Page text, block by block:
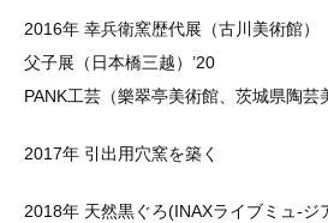
2016年 幸兵衛窯歴代展（古川美術館）
父子展（日本橋三越）’20
PANK工芸（樂翠亭美術館、茨城県陶芸
2017年 引出用穴窯を築く
2018年 天然黒ぐろ(INAXライブミュ-ジ